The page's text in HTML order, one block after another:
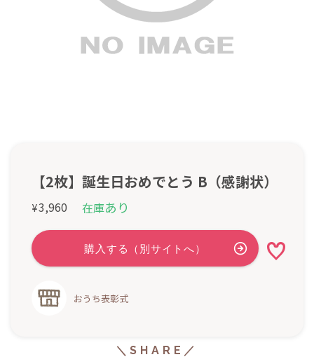
【2枚】誕生日おめでとう B（感謝状）
¥3,960 在庫あり
おうち表彰式